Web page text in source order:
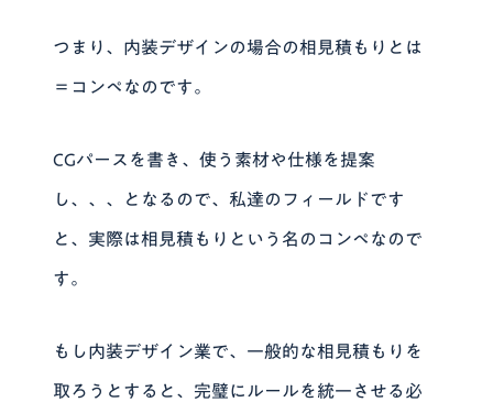
つまり、 内装デザインの場合の相見積もりとは
＝コンペなのです。
CGパースを書き、使う素材や仕様を提案
し、、、となるので、私達のフィールドです
と、 実際は相見積もりという名のコンペ なので
す。
もし内装デザイン業で、一般的な相見積もりを
取ろうとすると、完璧にルールを統一させる必